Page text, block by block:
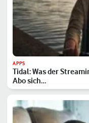
APPS
Tidal: Was der
Abo sich…